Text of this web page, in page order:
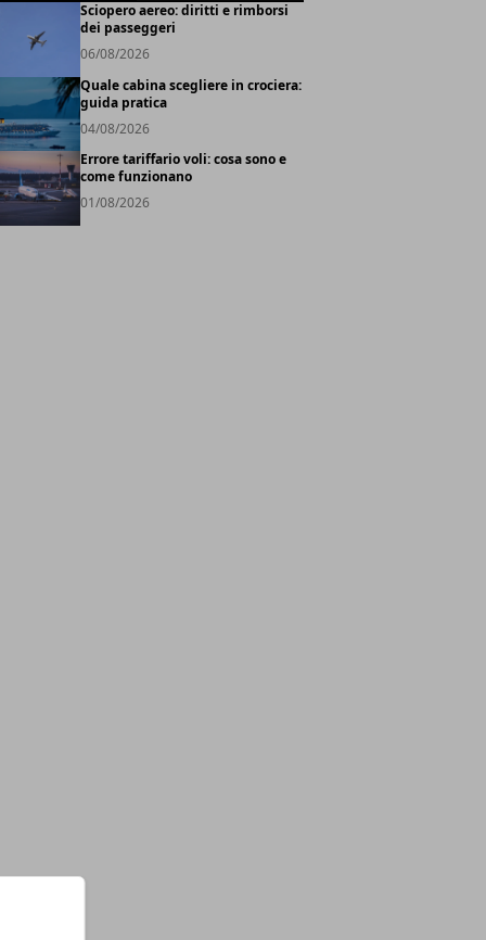
Sciopero aereo: diritti e rimborsi
dei passeggeri
06/08/2026
Quale cabina scegliere in crociera:
guida pratica
04/08/2026
Errore tariffario voli: cosa sono e
come funzionano
01/08/2026